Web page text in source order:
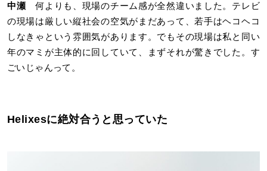
中瀬 何よりも、現場のチーム感が全然違いました。テレビ
の現場は厳しい縦社会の空気がまだあって、若手はヘコヘコ
しなきゃという雰囲気があります。でもその現場は私と同い
年のマミが主体的に回していて、まずそれが驚きでした。す
ごいじゃんって。
Helixesに絶対合うと思っていた